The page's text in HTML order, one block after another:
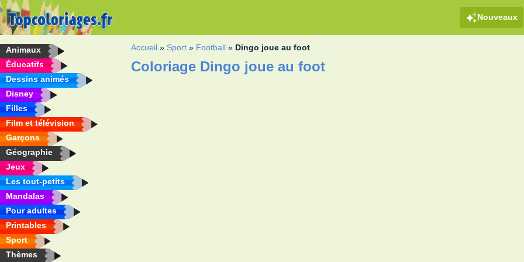
Nouveaux
Animaux
Éducatifs
Dessins animés
Disney
Filles
Film et télévision
Garçons
Géographie
Jeux
Les tout-petits
Mandalas
Pour adultes
Printables
Sport
Thèmes
Accueil » Sport » Football » Dingo joue au foot
Coloriage Dingo joue au foot